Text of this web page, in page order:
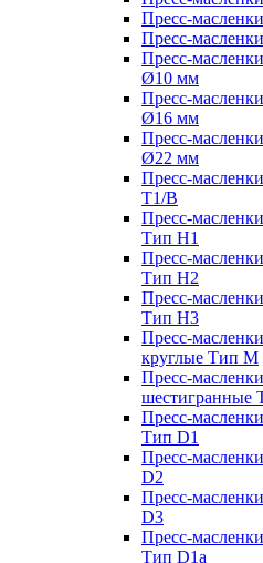
Пресс-
Пресс-
Пресс-
Ø10 мм
Пресс-
Ø16 мм
Пресс-
Ø22 мм
Пресс-
T1/B
Пресс-
Тип H1
Пресс-
Тип H2
Пресс-
Тип H3
Пресс-
круглые Тип M
Пресс-
шестигранные
Пресс-
Тип D1
Пресс-
D2
Пресс-
D3
Пресс-
Тип D1a